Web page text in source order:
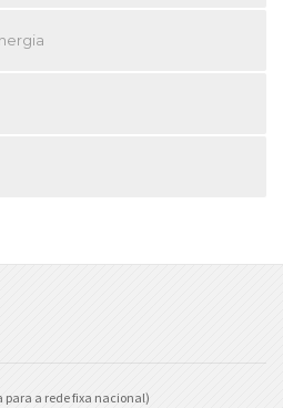
para a rede fixa nacional)